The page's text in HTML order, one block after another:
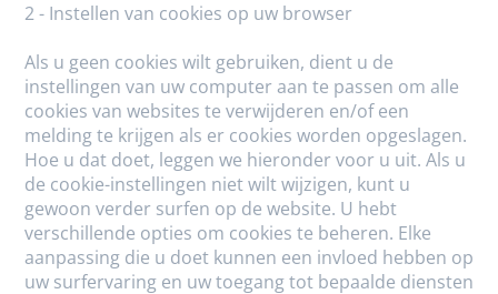
2 - Instellen van cookies op uw browser
Als u geen cookies wilt gebruiken, dient u de
instellingen van uw computer aan te passen om alle
cookies van websites te verwijderen en/of een
melding te krijgen als er cookies worden opgeslagen.
Hoe u dat doet, leggen we hieronder voor u uit. Als u
de cookie-instellingen niet wilt wijzigen, kunt u
gewoon verder surfen op de website. U hebt
verschillende opties om cookies te beheren. Elke
aanpassing die u doet kunnen een invloed hebben op
uw surfervaring en uw toegang tot bepaalde diensten